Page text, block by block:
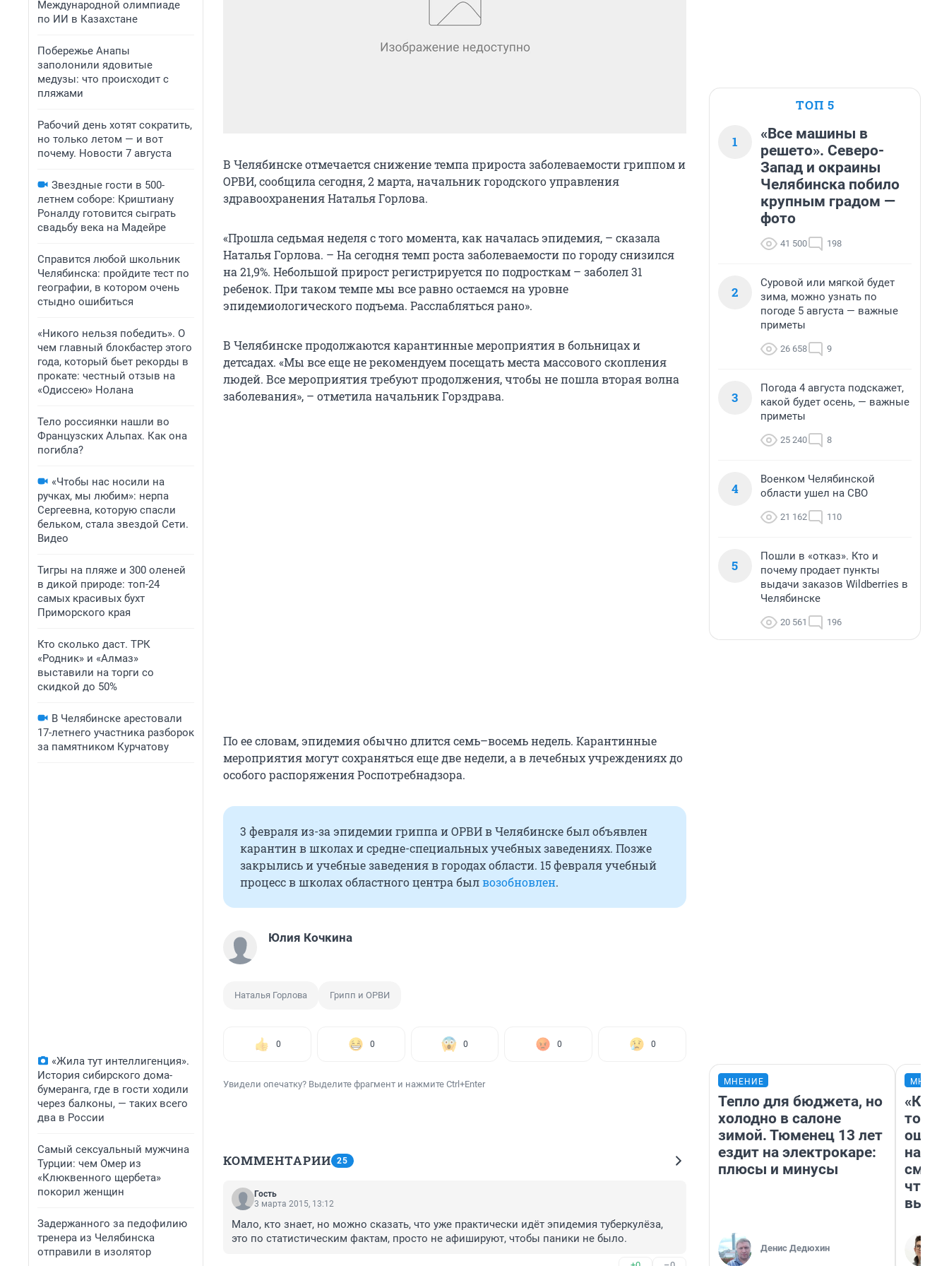
Международной олимпиаде
по ИИ в Казахстане
Побережье Анапы
заполонили ядовитые
медузы: что происходит с
пляжами
Рабочий день хотят сократить,
но только летом — и вот
почему. Новости 7 августа
Звездные гости в 500-
летнем соборе: Криштиану
Роналду готовится сыграть
свадьбу века на Мадейре
Справится любой школьник
Челябинска: пройдите тест по
географии, в котором очень
стыдно ошибиться
«Никого нельзя победить». О
чем главный блокбастер этого
года, который бьет рекорды в
прокате: честный отзыв на
«Одиссею» Нолана
Тело россиянки нашли во
Французских Альпах. Как она
погибла?
«Чтобы нас носили на
ручках, мы любим»: нерпа
Сергеевна, которую спасли
бельком, стала звездой Сети.
Видео
Тигры на пляже и 300 оленей
в дикой природе: топ-24
самых красивых бухт
Приморского края
Кто сколько даст. ТРК
«Родник» и «Алмаз»
выставили на торги со
скидкой до 50%
В Челябинске арестовали
17-летнего участника разборок
за памятником Курчатову
«Жила тут интеллигенция».
История сибирского дома-
бумеранга, где в гости ходили
через балконы, — таких всего
два в России
Самый сексуальный мужчина
Турции: чем Омер из
«Клюквенного щербета»
покорил женщин
Задержанного за педофилию
тренера из Челябинска
отправили в изолятор
В Челябинске отмечается снижение темпа прироста заболеваемости гриппом и
ОРВИ, сообщила сегодня, 2 марта, начальник городского управления
здравоохранения Наталья Горлова.
«Прошла седьмая неделя с того момента, как началась эпидемия, – сказала
Наталья Горлова. – На сегодня темп роста заболеваемости по городу снизился
на 21,9%. Небольшой прирост регистрируется по подросткам – заболел 31
ребенок. При таком темпе мы все равно остаемся на уровне
эпидемиологического подъема. Расслабляться рано».
В Челябинске продолжаются карантинные мероприятия в больницах и
детсадах. «Мы все еще не рекомендуем посещать места массового скопления
людей. Все мероприятия требуют продолжения, чтобы не пошла вторая волна
заболевания», – отметила начальник Горздрава.
По ее словам, эпидемия обычно длится семь–восемь недель. Карантинные
мероприятия могут сохраняться еще две недели, а в лечебных учреждениях до
особого распоряжения Роспотребнадзора.
3 февраля из-за эпидемии гриппа и ОРВИ в Челябинске был объявлен
карантин в школах и средне-специальных учебных заведениях. Позже
закрылись и учебные заведения в городах области. 15 февраля учебный
процесс в школах областного центра былвозобновлен.
Юлия Кочкина
Наталья Горлова Грипп и ОРВИ
0 0 0 0 0
Увидели опечатку? Выделите фрагмент и нажмите Ctrl+Enter
КОММЕНТАРИИ 25
Гость
3 марта 2015, 13:12
Мало, кто знает, но можно сказать, что уже практически идёт эпидемия туберкулёза,
это по статистическим фактам, просто не афишируют, чтобы паники не было.
ТОП 5
1
«Все машины в
решето». Северо-
Запад и окраины
Челябинска побило
крупным градом —
фото
41 500 198
2
Суровой или мягкой будет
зима, можно узнать по
погоде 5 августа — важные
приметы
26 658 9
3
Погода 4 августа подскажет,
какой будет осень, — важные
приметы
25 240 8
4
Военком Челябинской
области ушел на СВО
21 162 110
5
Пошли в «отказ». Кто и
почему продает пункты
выдачи заказов Wildberries в
Челябинске
20 561 196
МНЕНИЕ
Тепло для бюджета, но
холодно в салоне
зимой. Тюменец 13 лет
ездит на электрокаре:
плюсы и минусы
Денис Дедюхин
то